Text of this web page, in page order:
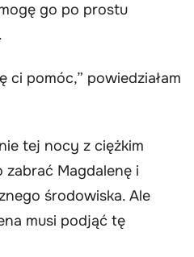
go po prostu
ci pomóc,” powiedziałam
tej nocy z ciężkim
zabrać Magdalenę i
środowiska. Ale
musi podjąć tę